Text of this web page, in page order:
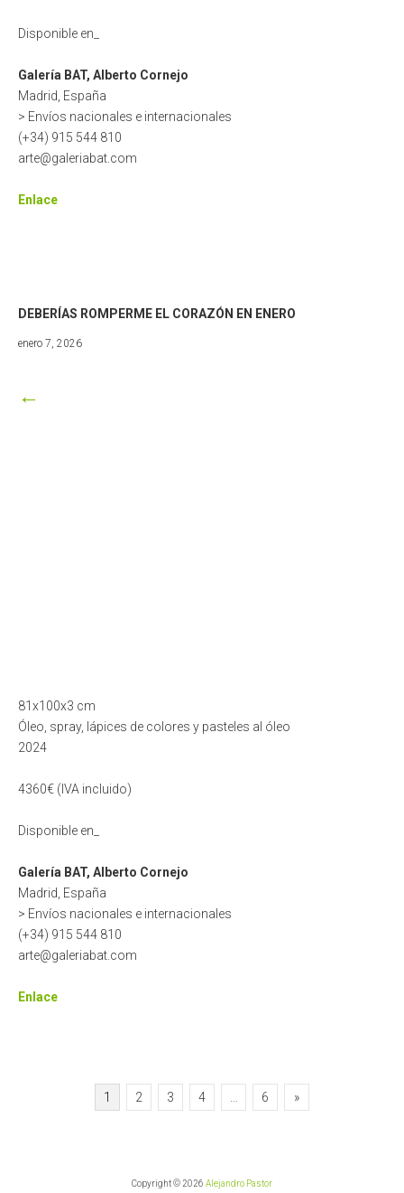
Disponible en_
Galería BAT, Alberto Cornejo
Madrid, España
> Envíos nacionales e internacionales
(+34) 915 544 810
arte@galeriabat.com
Enlace
DEBERÍAS ROMPERME EL CORAZÓN EN ENERO
enero 7, 2026marzo
←
81x100x3 cm
Óleo, spray, lápices de colores y pasteles al óleo
2024
4360€ (IVA incluido)
Disponible en_
Galería BAT, Alberto Cornejo
Madrid, España
> Envíos nacionales e internacionales
(+34) 915 544 810
arte@galeriabat.com
Enlace
Paginación
1 2 3 4 6 »
Copyright © 2026 Alejandro Pastor